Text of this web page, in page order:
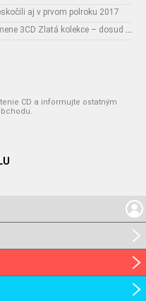
aj v prvom polroku 2017
Novinky: Osobnost Jiřího Maláska připomene 3CD Zlatá kolekce – dosud nejobsáhlejší soubor nahrávek legendárního umělce!
CD a informujte ostatným